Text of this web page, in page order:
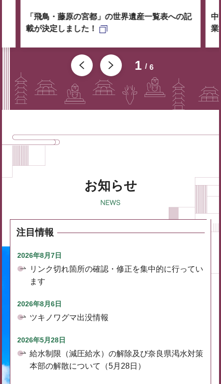
1 6
「飛鳥・藤原の宮都」の世界遺産一覧表への記
載が決定しました！
中
業
お知らせ
注目情報
2026年8月7日
リンク切れ箇所の確認・修正を集中的に行ってい
ます
2026年8月6日
ツキノワグマ出没情報
2026年5月28日
給水制限（減圧給水）の解除及び奈良県渇水対策
本部の解散について（5月28日）